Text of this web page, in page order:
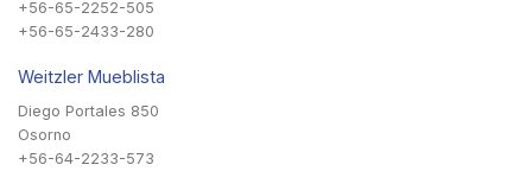
+56-65-2252-505
+56-65-2433-280
Weitzler Mueblista
Diego Portales 850
Osorno
+56-64-2233-573